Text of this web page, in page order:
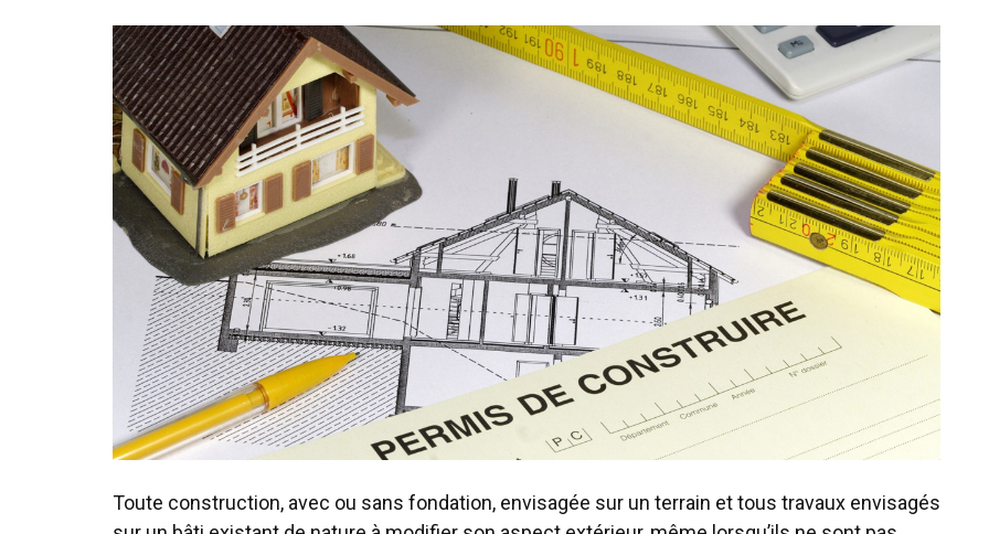
Toute construction, avec ou sans fondation, envisagée sur un terrain et tous travaux envisagés